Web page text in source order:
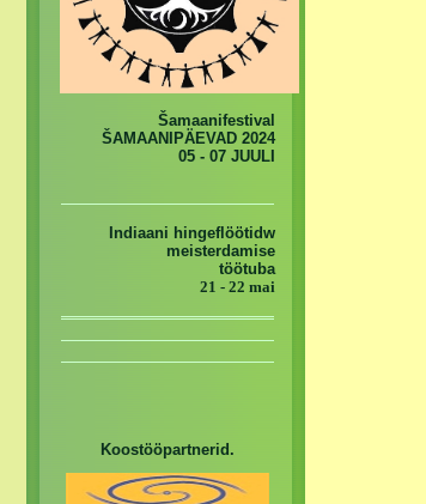
Šamaanifestival
ŠAMAANIPÄEVAD 2024
05 - 07 JUULI
Indiaani hingeflöötidw
meisterdamise
töötuba
21 - 22 mai
Koostööpartnerid.